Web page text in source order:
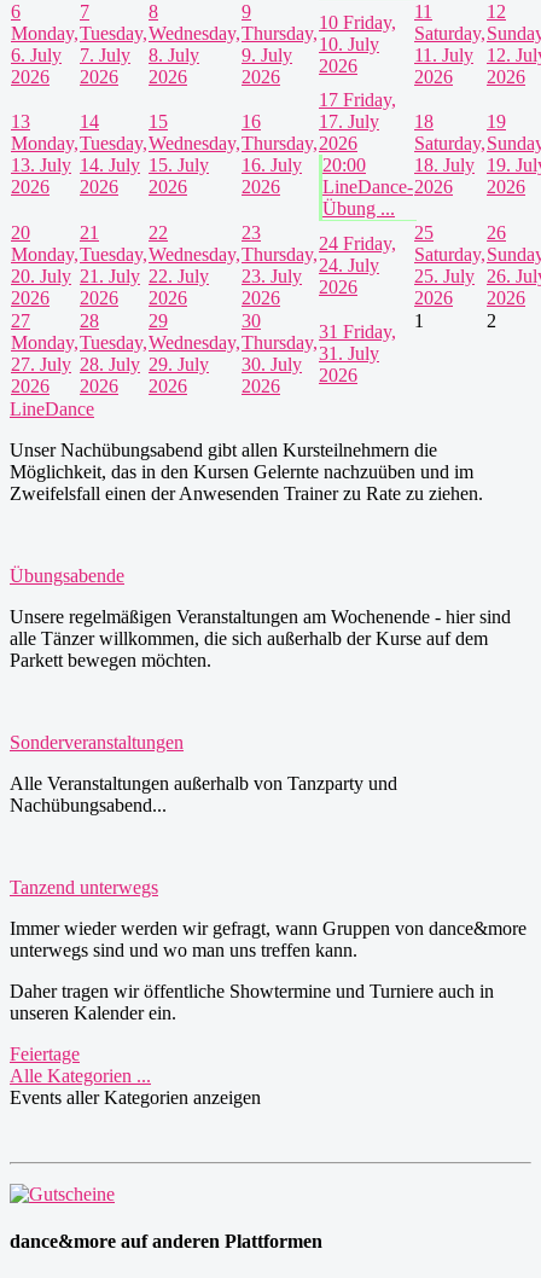
6
Monday,
6. July
2026
7
Tuesday,
7. July
2026
8
Wednesday,
8. July
2026
9
Thursday,
9. July
2026
10 Friday,
10. July
2026
11
Saturday,
11. July
2026
12
12.
2026
13
Monday,
13. July
2026
14
Tuesday,
14. July
2026
15
Wednesday,
15. July
2026
16
Thursday,
16. July
2026
17 Friday,
17. July
2026
20:00
LineDance-
Übung ...
18
Saturday,
18. July
2026
19
19.
2026
20
Monday,
20. July
2026
21
Tuesday,
21. July
2026
22
Wednesday,
22. July
2026
23
Thursday,
23. July
2026
24 Friday,
24. July
2026
25
Saturday,
25. July
2026
26
26.
2026
27
Monday,
27. July
2026
28
Tuesday,
28. July
2026
29
Wednesday,
29. July
2026
30
Thursday,
30. July
2026
31 Friday,
31. July
2026
1 2
LineDance
Unser Nachübungsabend gibt allen Kursteilnehmern die
Möglichkeit, das in den Kursen Gelernte nachzuüben und im
Zweifelsfall einen der Anwesenden Trainer zu Rate zu ziehen.
Übungsabende
Unsere regelmäßigen Veranstaltungen am Wochenende - hier sind
alle Tänzer willkommen, die sich außerhalb der Kurse auf dem
Parkett bewegen möchten.
Sonderveranstaltungen
Alle Veranstaltungen außerhalb von Tanzparty und
Nachübungsabend...
Tanzend unterwegs
Immer wieder werden wir gefragt, wann Gruppen von dance&more
unterwegs sind und wo man uns treffen kann.
Daher tragen wir öffentliche Showtermine und Turniere auch in
unseren Kalender ein.
Feiertage
Alle Kategorien ...
Events aller Kategorien anzeigen
dance&more auf anderen Plattformen